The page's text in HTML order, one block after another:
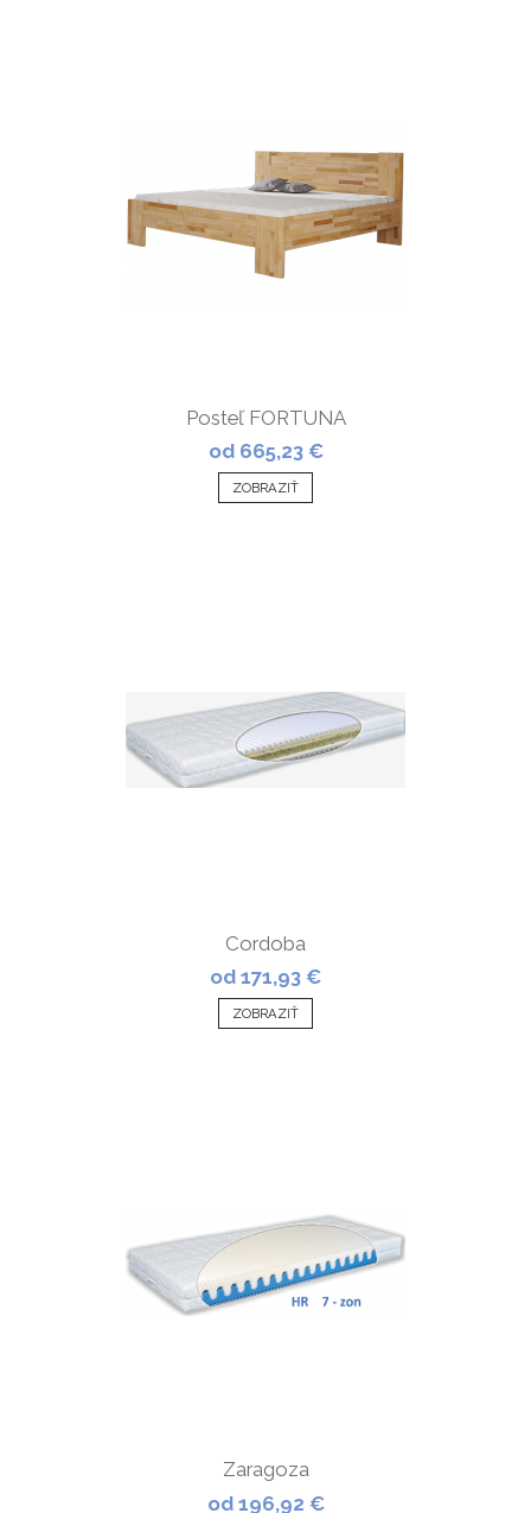
Posteľ FORTUNA
od 665,23 €
ZOBRAZIŤ
Cordoba
od 171,93 €
ZOBRAZIŤ
Zaragoza
od 196,92 €